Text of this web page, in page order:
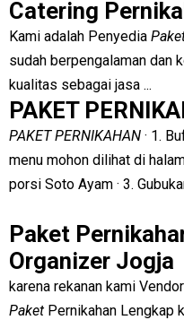
Catering
Kami adalah Penyedia
sudah berpengalaman dan
kualitas sebagai jasa ...
PAKET
PAKET PERNIKAHAN · 1.
menu mohon dilihat di
porsi Soto Ayam · 3.
Paket
Organizer Jogja
karena rekanan kami
Paket Pernikahan Lengkap